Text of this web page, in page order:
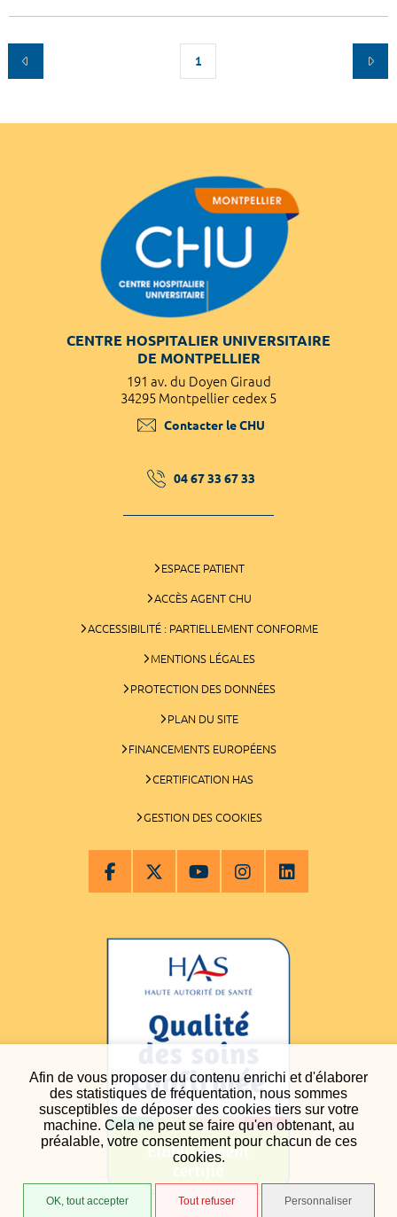
Afin de vous proposer du contenu enrichi et d'élaborer
des statistiques de fréquentation, nous sommes
susceptibles de déposer des cookies tiers sur votre
machine. Cela ne peut se faire qu'en obtenant, au
préalable, votre consentement pour chacun de ces
cookies.
OK, tout accepter Tout refuser Personnaliser
1
CENTRE HOSPITALIER UNIVERSITAIRE
DE MONTPELLIER
191 av. du Doyen Giraud
34295 Montpellier cedex 5
Contacter le CHU
04 67 33 67 33
ESPACE PATIENT
ACCÈS AGENT CHU
ACCESSIBILITÉ : PARTIELLEMENT CONFORME
MENTIONS LÉGALES
PROTECTION DES DONNÉES
PLAN DU SITE
FINANCEMENTS EUROPÉENS
CERTIFICATION HAS
GESTION DES COOKIES